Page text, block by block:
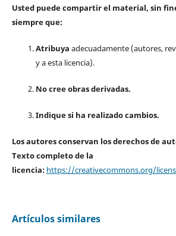
Usted puede compartir el material, sin
siempre que:
Atribuya adecuadamente (autores,
y a esta licencia).
No cree obras derivadas.
Indique si ha realizado cambios.
Los autores conservan los derechos de
Texto completo de la
licencia: https://creativecommons.org/
Artículos similares